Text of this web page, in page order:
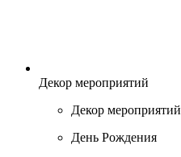
Декор мероприятий
Декор мероприятий
День Рождения